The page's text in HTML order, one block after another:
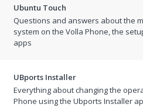
Ubuntu Touch
Questions and answers about the
system on the Volla Phone, the
apps
UBports Installer
Everything about changing the
Phone using the Ubports Installer